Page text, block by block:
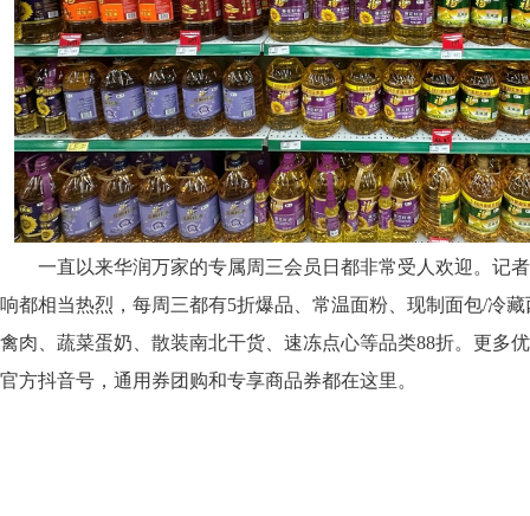
一直以来华润万家的专属周三会员日都非常受人欢迎。记
响都相当热烈，每周三都有5折爆品、常温面粉、现制面包/冷
禽肉、蔬菜蛋奶、散装南北干货、速冻点心等品类88折。更多
官方抖音号，通用券团购和专享商品券都在这里。